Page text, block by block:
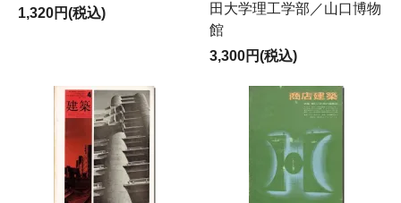
1,320円(税込)
田大学理工学部／山口博物
館
3,300円(税込)